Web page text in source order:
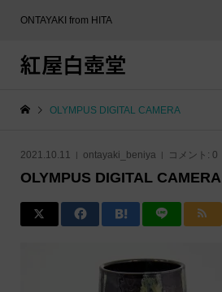
ONTAYAKI from HITA
紅屋白壺堂
OLYMPUS DIGITAL CAMERA
2021.10.11 ontayaki_beniya コメント: 0
OLYMPUS DIGITAL CAMERA